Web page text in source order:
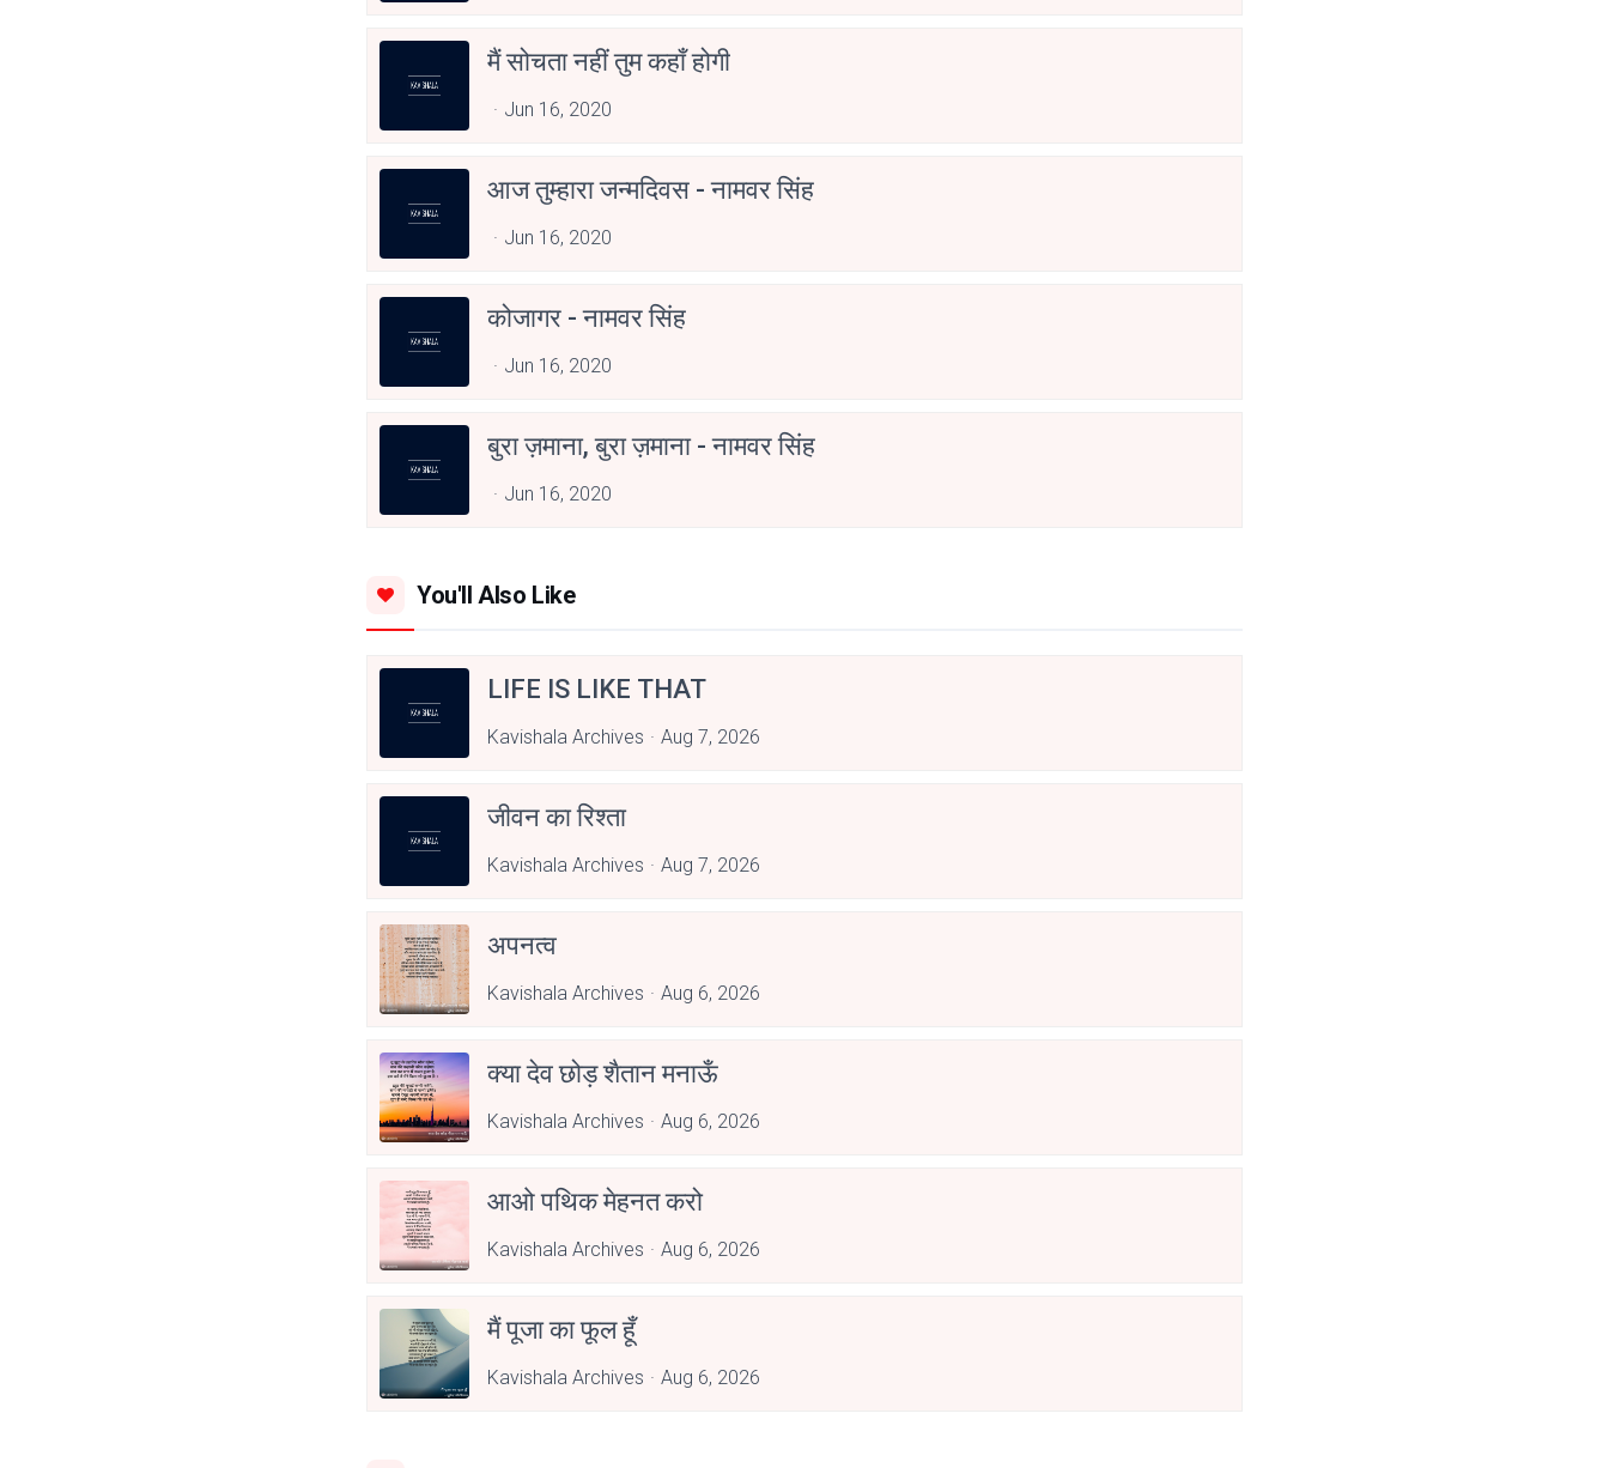
मैं सोचता नहीं तुम कहाँ होगी
Jun 16, 2020
आज तुम्हारा जन्मदिवस - नामवर सिंह
Jun 16, 2020
कोजागर - नामवर सिंह
Jun 16, 2020
बुरा ज़माना, बुरा ज़माना - नामवर सिंह
Jun 16, 2020
You'll Also Like
LIFE IS LIKE THAT
Kavishala Archives Aug 7, 2026
जीवन का रिश्ता
Kavishala Archives Aug 7, 2026
अपनत्व
Kavishala Archives Aug 6, 2026
क्या देव छोड़ शैतान मनाऊँ
Kavishala Archives Aug 6, 2026
आओ पथिक मेहनत करो
Kavishala Archives Aug 6, 2026
मैं पूजा का फूल हूँ
Kavishala Archives Aug 6, 2026